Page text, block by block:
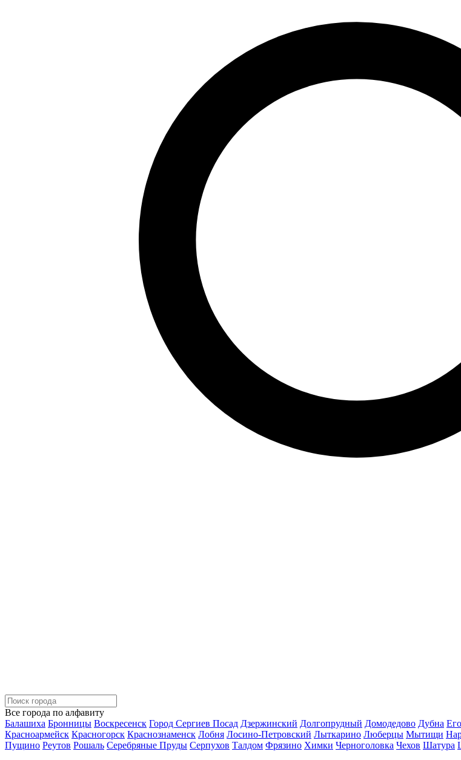
Все города по алфавиту
Балашиха Бронницы Воскресенск Город Сергиев Посад Дзержинский Долгопрудный Домодедово Дубна
Красноармейск Красногорск Краснознаменск Лобня Лосино-Петровский Лыткарино Люберцы Мытищи
Пущино Реутов Рошаль Серебряные Пруды Серпухов Талдом Фрязино Химки Черноголовка Чехов Шатура